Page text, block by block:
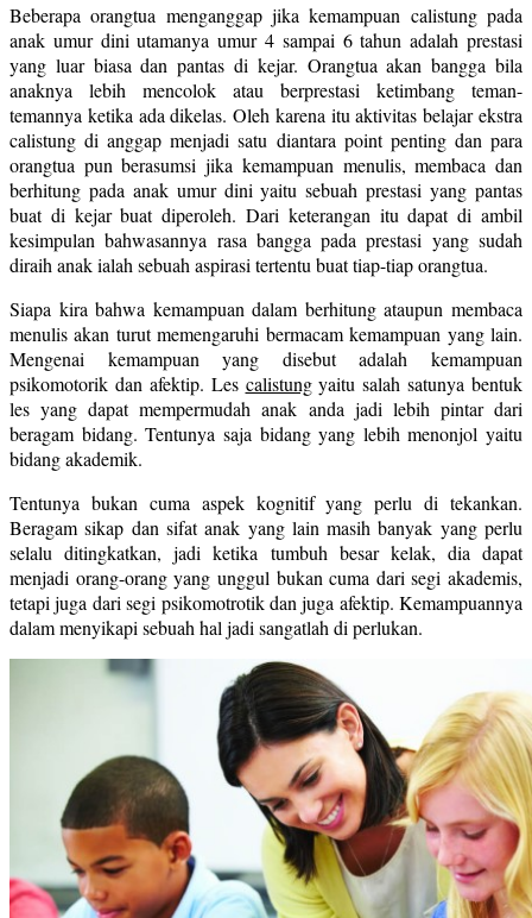
Beberapa orangtua menganggap jika kemampuan calistung pada
anak umur dini utamanya umur 4 sampai 6 tahun adalah prestasi
yang luar biasa dan pantas di kejar. Orangtua akan bangga bila
anaknya lebih mencolok atau berprestasi ketimbang teman-
temannya ketika ada dikelas. Oleh karena itu aktivitas belajar ekstra
calistung di anggap menjadi satu diantara point penting dan para
orangtua pun berasumsi jika kemampuan menulis, membaca dan
berhitung pada anak umur dini yaitu sebuah prestasi yang pantas
buat di kejar buat diperoleh. Dari keterangan itu dapat di ambil
kesimpulan bahwasannya rasa bangga pada prestasi yang sudah
diraih anak ialah sebuah aspirasi tertentu buat tiap-tiap orangtua.
Siapa kira bahwa kemampuan dalam berhitung ataupun membaca
menulis akan turut memengaruhi bermacam kemampuan yang lain.
Mengenai kemampuan yang disebut adalah kemampuan
psikomotorik dan afektip. Les calistungyaitu salah satunya bentuk
les yang dapat mempermudah anak anda jadi lebih pintar dari
beragam bidang. Tentunya saja bidang yang lebih menonjol yaitu
bidang akademik.
Tentunya bukan cuma aspek kognitif yang perlu di tekankan.
Beragam sikap dan sifat anak yang lain masih banyak yang perlu
selalu ditingkatkan, jadi ketika tumbuh besar kelak, dia dapat
menjadi orang-orang yang unggul bukan cuma dari segi akademis,
tetapi juga dari segi psikomotrotik dan juga afektip. Kemampuannya
dalam menyikapi sebuah hal jadi sangatlah di perlukan.